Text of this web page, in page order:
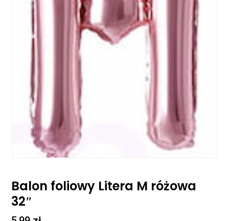
Balon foliowy Litera M różowa
32″